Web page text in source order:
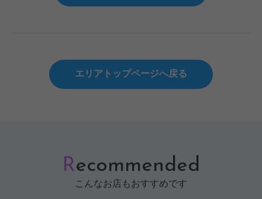
エリアトップページへ戻る
Recommended
こんなお店もおすすめです